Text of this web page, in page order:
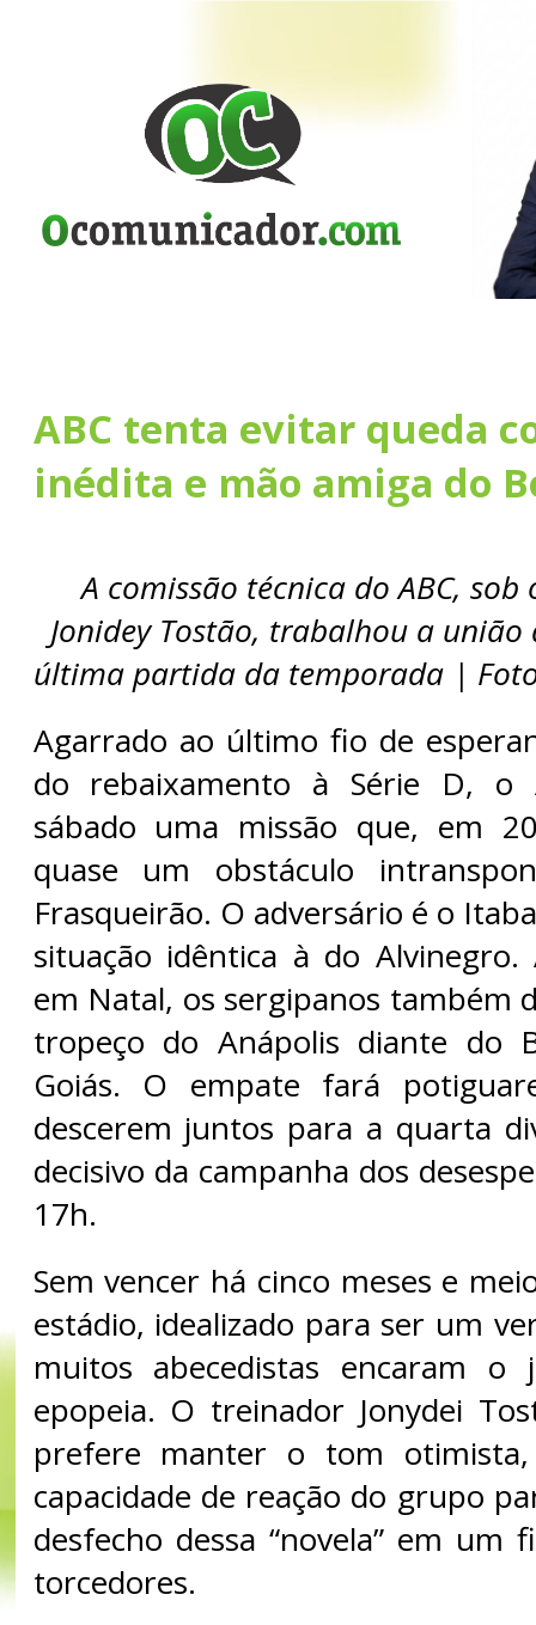
ABC tenta evitar queda
inédita e mão amiga do
A comissão técnica do ABC,
Jonidey Tostão, trabalhou a
última partida da temporada |
Agarrado ao último fio de
do rebaixamento à Série D, o
sábado uma missão que, em
quase um obstáculo
Frasqueirão. O adversário é o
situação idêntica à do
em Natal, os sergipanos também
tropeço do Anápolis diante do
Goiás. O empate fará
descerem juntos para a quarta
decisivo da campanha dos
17h.
Sem vencer há cinco meses e
estádio, idealizado para ser um
muitos abecedistas encaram o
epopeia. O treinador Jonydei
prefere manter o tom
capacidade de reação do grupo
desfecho dessa “novela” em um
torcedores.